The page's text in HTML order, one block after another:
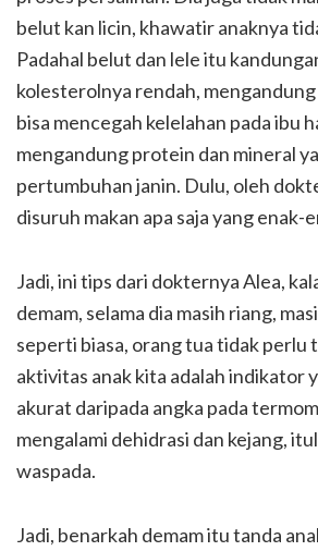
belut kan licin, khawatir anaknya
Padahal belut dan lele itu
kolesterolnya rendah,
bisa mencegah kelelahan pada ibu
mengandung protein dan mineral
pertumbuhan janin. Dulu, oleh
disuruh makan apa saja yang enak-
Jadi, ini tips dari dokternya Alea,
demam, selama dia masih riang,
seperti biasa, orang tua tidak perlu
aktivitas anak kita adalah indikator
akurat daripada angka pada
mengalami dehidrasi dan kejang,
waspada.
Jadi, benarkah demam itu tanda